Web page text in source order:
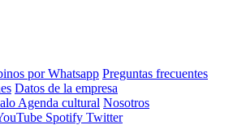
por Whatsapp Preguntas frecuentes
Datos de la empresa
Agenda cultural Nosotros
Spotify Twitter